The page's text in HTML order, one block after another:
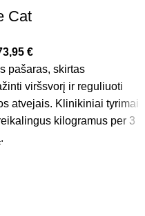
Cat
€
pašaras, skirtas
viršsvorį ir reguliuoti
atvejais. Klinikiniai tyrimai
kilogramus per 3